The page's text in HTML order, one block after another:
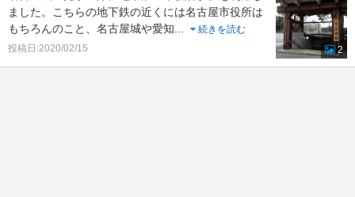
ました。こちらの地下鉄の近くには名古屋市役所は
もちろんのこと、名古屋城や愛知
続きを読む
投稿日:2020/02/15
2